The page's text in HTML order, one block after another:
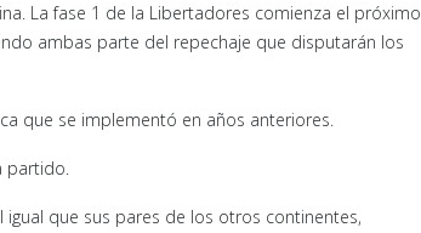
La fase 1 de la Libertadores comienza el próximo
ambas parte del repechaje que disputarán los
que se implementó en años anteriores.
partido.
que sus pares de los otros continentes,